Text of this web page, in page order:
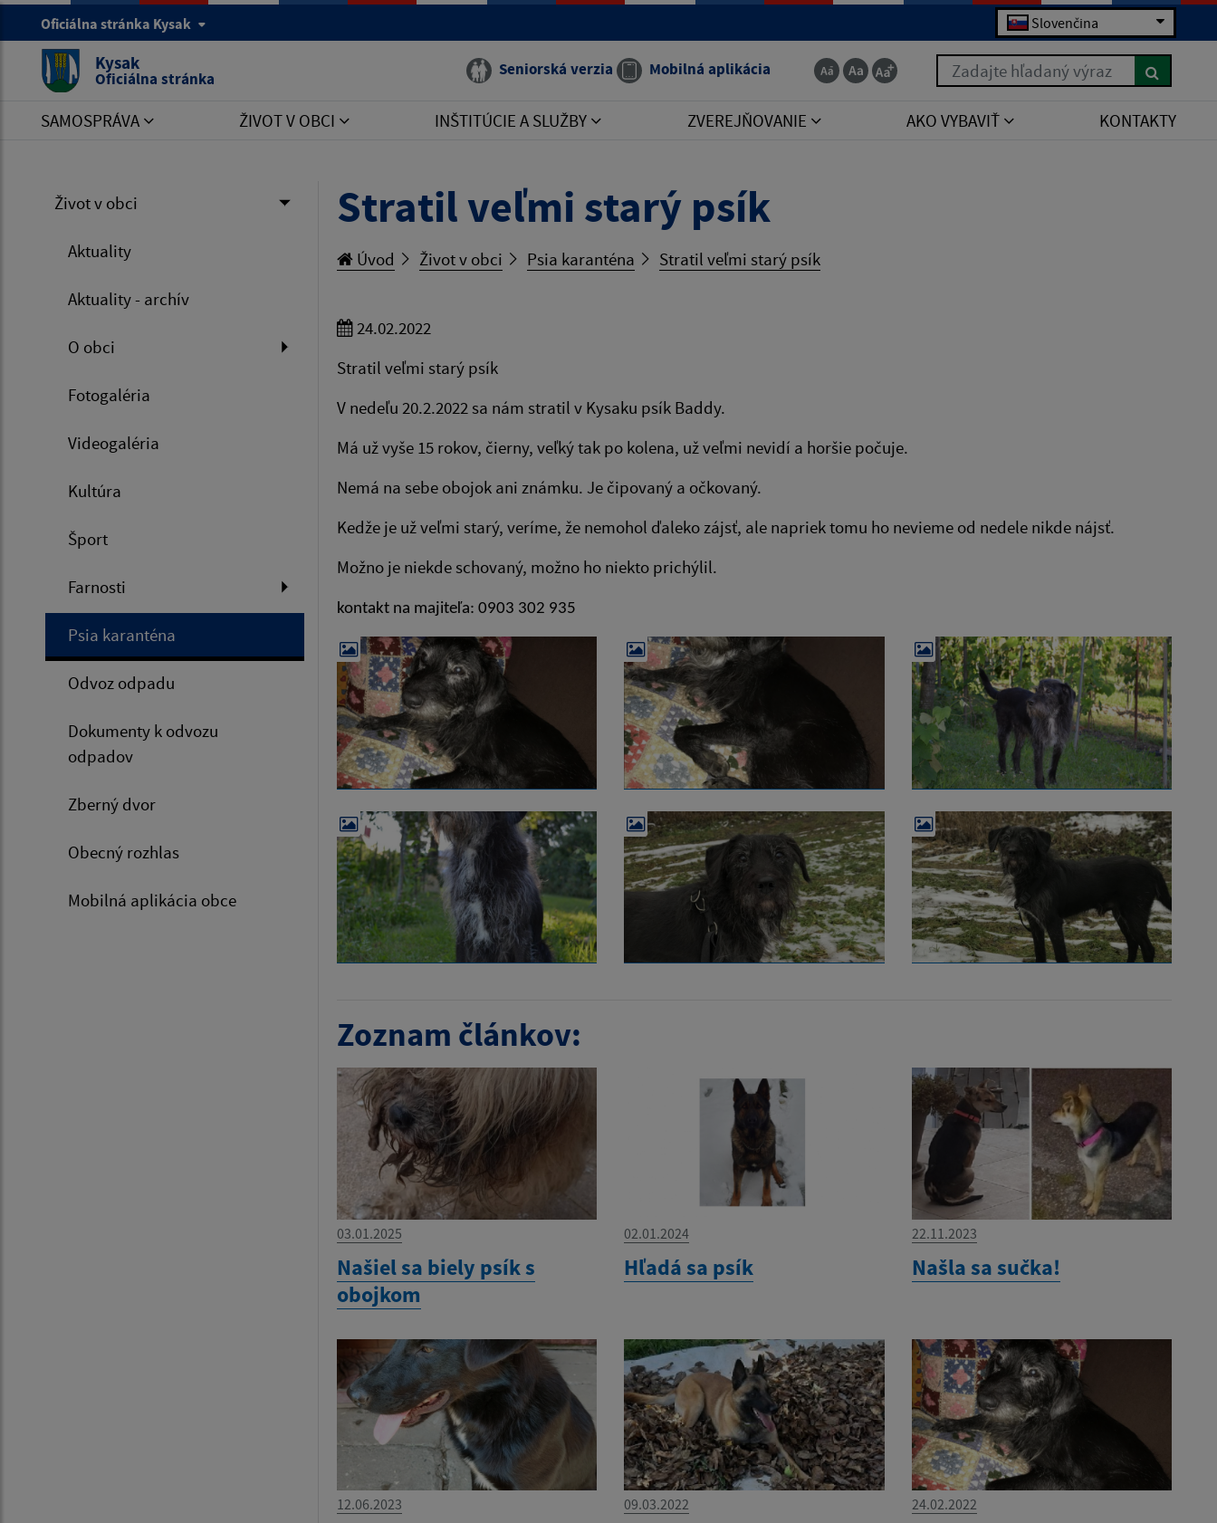
Oficiálna stránka Kysak Slovenčina
Kysak
Oficiálna stránka Seniorská verzia Mobilná aplikácia Zadajte hľadaný výraz
SAMOSPRÁVA ŽIVOT V OBCI INŠTITÚCIE A SLUŽBY ZVEREJŇOVANIE AKO VYBAVIŤ KONTAKTY
Život v obci
Aktuality
Aktuality - archív
O obci
Fotogaléria
Videogaléria
Kultúra
Šport
Farnosti
Psia karanténa
Odvoz odpadu
Dokumenty k odvozu
odpadov
Zberný dvor
Obecný rozhlas
Mobilná aplikácia obce
Stratil veľmi starý psík
Úvod Život v obci Psia karanténa Stratil veľmi starý psík
24.02.2022
Stratil veľmi starý psík
V nedeľu 20.2.2022 sa nám stratil v Kysaku psík Baddy.
Má už vyše 15 rokov, čierny, veľký tak po kolena, už veľmi nevidí a horšie počuje.
Nemá na sebe obojok ani známku. Je čipovaný a očkovaný.
Kedže je už veľmi starý, veríme, že nemohol ďaleko zájsť, ale napriek tomu ho nevieme od nedele nikde nájsť.
Možno je niekde schovaný, možno ho niekto prichýlil.
kontakt na majiteľa: 0903 302 935
Zoznam článkov:
03.01.2025
Našiel sa biely psík s
obojkom
02.01.2024
Hľadá sa psík
22.11.2023
Našla sa sučka!
12.06.2023 09.03.2022 24.02.2022